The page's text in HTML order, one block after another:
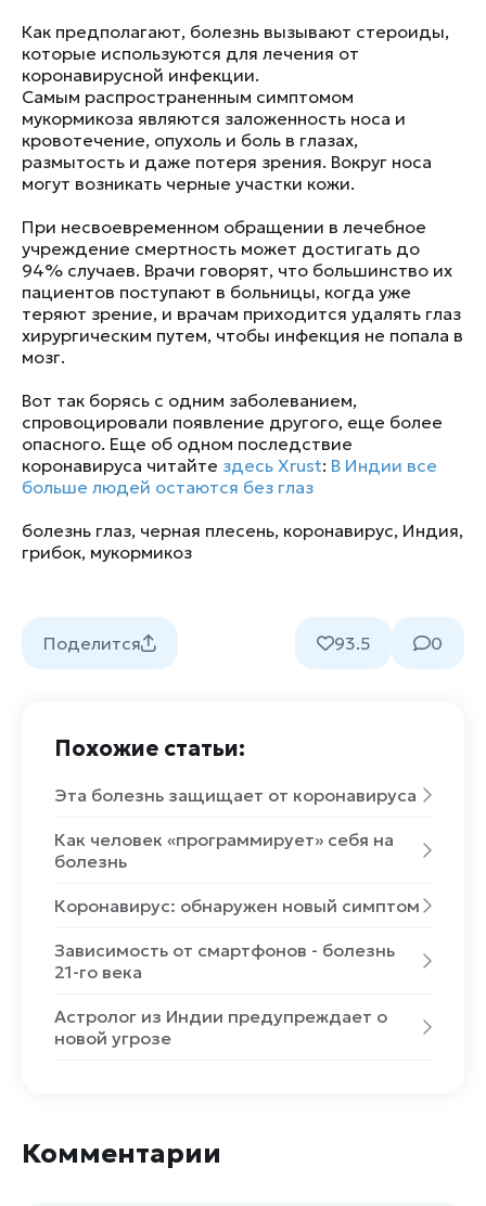
Как предполагают, болезнь вызывают стероиды,
которые используются для лечения от
коронавирусной инфекции.
Самым распространенным симптомом
мукормикоза являются заложенность носа и
кровотечение, опухоль и боль в глазах,
размытость и даже потеря зрения. Вокруг носа
могут возникать черные участки кожи.
При несвоевременном обращении в лечебное
учреждение смертность может достигать до
94% случаев. Врачи говорят, что большинство их
пациентов поступают в больницы, когда уже
теряют зрение, и врачам приходится удалять глаз
хирургическим путем, чтобы инфекция не попала в
мозг.
Вот так борясь с одним заболеванием,
спровоцировали появление другого, еще более
опасного. Еще об одном последствие
коронавируса читайте здесь Xrust: В Индии все
больше людей остаются без глаз
болезнь глаз, черная плесень, коронавирус, Индия,
грибок, мукормикоз
Поделится 93.5 0
Похожие статьи:
Эта болезнь защищает от коронавируса
Как человек «программирует» себя на
болезнь
Коронавирус: обнаружен новый симптом
Зависимость от смартфонов - болезнь
21-го века
Астролог из Индии предупреждает о
новой угрозе
Комментарии